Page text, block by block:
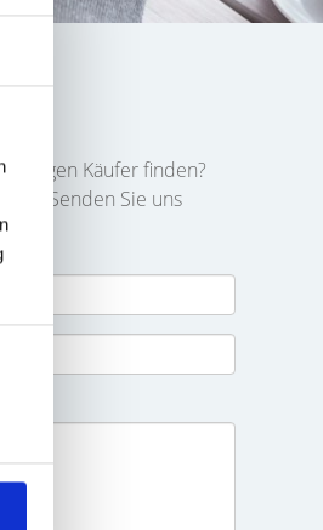
Käufer finden?
ein. Senden Sie uns